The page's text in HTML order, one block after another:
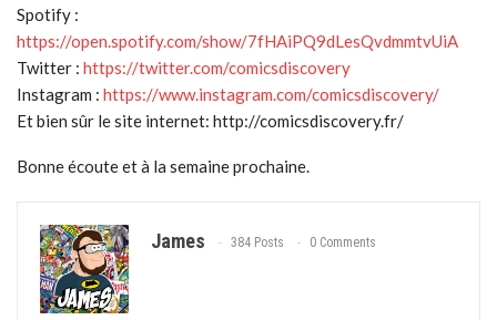
Spotify :
https://open.spotify.com/show/7fHAiPQ9dLesQvdmmtvUiA
Twitter : https://twitter.com/comicsdiscovery
Instagram : https://www.instagram.com/comicsdiscovery/
Et bien sûr le site internet: http://comicsdiscovery.fr/
Bonne écoute et à la semaine prochaine.
James 384 Posts 0 Comments